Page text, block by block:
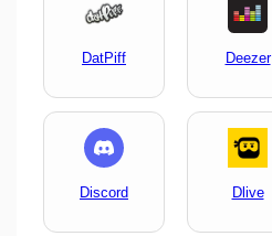
DatPiff Deezer
Discord Dlive